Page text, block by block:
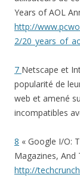
Years of AOL
http://
2/
7 Netscape et
popularité de
web et amené
incompatibles
8 « Google I/O:
Magazines, And
http://